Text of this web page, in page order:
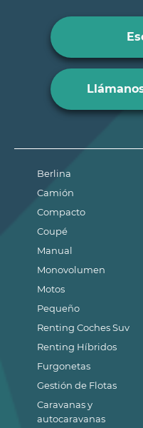
Berlina
Camión
Compacto
Coupé
Manual
Monovolumen
Motos
Pequeño
Renting Coches Suv
Renting Híbridos
Furgonetas
Gestión de Flotas
Caravanas y
autocaravanas